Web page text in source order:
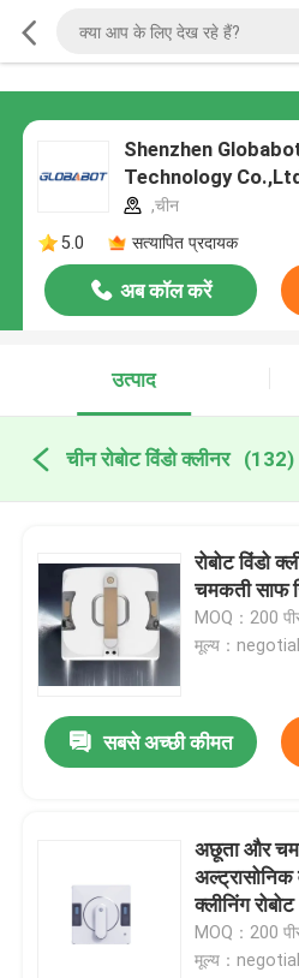
Shenzhen
Technology
,चीन
5.0
सत्यापित प्रदायक
अब कॉल करें
उत्पाद
चीन रोबोट विंडो क्लीनर (132)
रोबोट विंडो
चमकती साफ
MOQ：200
मूल्य：
सबसे अच्छी कीमत
अछूता और
अल्ट्रासोनिक
क्लीनिंग रोबोट
MOQ：200
मूल्य：